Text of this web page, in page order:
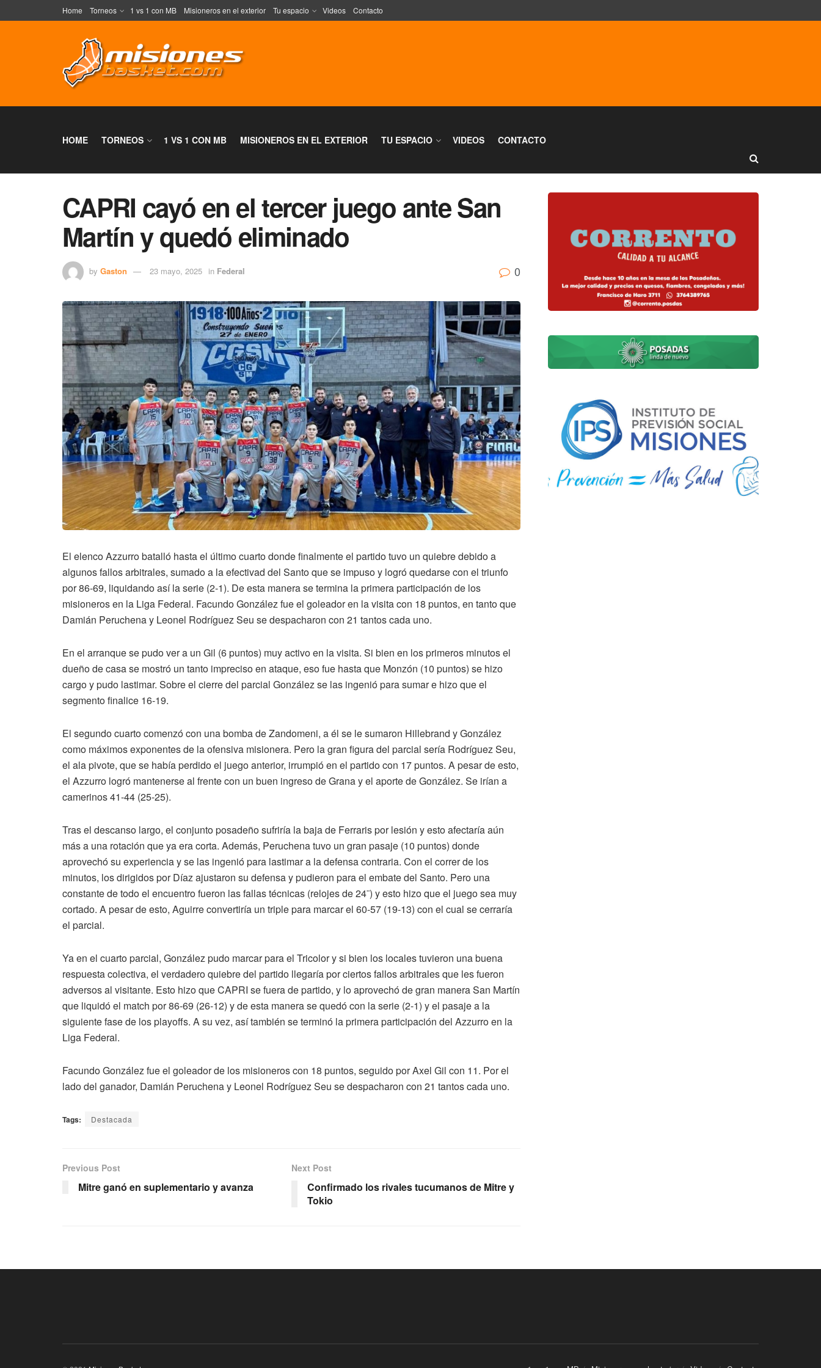
Home Torneos 1 vs 1 con MB Misioneros en el exterior Tu espacio Videos Contacto
HOME TORNEOS 1 VS 1 CON MB MISIONEROS EN EL EXTERIOR TU ESPACIO VIDEOS CONTACTO
CAPRI cayó en el tercer juego ante San
Martín y quedó eliminado
by Gaston 23 mayo, 2025 in Federal 0
El elenco Azzurro batalló hasta el último cuarto donde finalmente el partido tuvo un quiebre debido a
algunos fallos arbitrales, sumado a la efectivad del Santo que se impuso y logró quedarse con el triunfo
por 86-69, liquidando así la serie (2-1). De esta manera se termina la primera participación de los
misioneros en la Liga Federal. Facundo González fue el goleador en la visita con 18 puntos, en tanto que
Damián Peruchena y Leonel Rodríguez Seu se despacharon con 21 tantos cada uno.
En el arranque se pudo ver a un Gil (6 puntos) muy activo en la visita. Si bien en los primeros minutos el
dueño de casa se mostró un tanto impreciso en ataque, eso fue hasta que Monzón (10 puntos) se hizo
cargo y pudo lastimar. Sobre el cierre del parcial González se las ingenió para sumar e hizo que el
segmento finalice 16-19.
El segundo cuarto comenzó con una bomba de Zandomeni, a él se le sumaron Hillebrand y González
como máximos exponentes de la ofensiva misionera. Pero la gran figura del parcial sería Rodríguez Seu,
el ala pivote, que se había perdido el juego anterior, irrumpió en el partido con 17 puntos. A pesar de esto,
el Azzurro logró mantenerse al frente con un buen ingreso de Grana y el aporte de González. Se irían a
camerinos 41-44 (25-25).
Tras el descanso largo, el conjunto posadeño sufriría la baja de Ferraris por lesión y esto afectaría aún
más a una rotación que ya era corta. Además, Peruchena tuvo un gran pasaje (10 puntos) donde
aprovechó su experiencia y se las ingenió para lastimar a la defensa contraria. Con el correr de los
minutos, los dirigidos por Díaz ajustaron su defensa y pudieron para el embate del Santo. Pero una
constante de todo el encuentro fueron las fallas técnicas (relojes de 24¨) y esto hizo que el juego sea muy
cortado. A pesar de esto, Aguirre convertiría un triple para marcar el 60-57 (19-13) con el cual se cerraría
el parcial.
Ya en el cuarto parcial, González pudo marcar para el Tricolor y si bien los locales tuvieron una buena
respuesta colectiva, el verdadero quiebre del partido llegaría por ciertos fallos arbitrales que les fueron
adversos al visitante. Esto hizo que CAPRI se fuera de partido, y lo aprovechó de gran manera San Martín
que liquidó el match por 86-69 (26-12) y de esta manera se quedó con la serie (2-1) y el pasaje a la
siguiente fase de los playoffs. A su vez, así también se terminó la primera participación del Azzurro en la
Liga Federal.
Facundo González fue el goleador de los misioneros con 18 puntos, seguido por Axel Gil con 11. Por el
lado del ganador, Damián Peruchena y Leonel Rodríguez Seu se despacharon con 21 tantos cada uno.
Tags: Destacada
Previous Post
Mitre ganó en suplementario y avanza
Next Post
Confirmado los rivales tucumanos de Mitre y
Tokio